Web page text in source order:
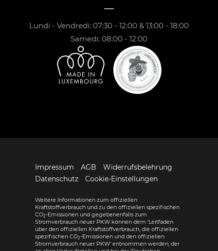
Lundi - Vendredi: 07:30 - 12:00 & 13:00 - 18:00
Samedi: 08:00 - 12:00
Impressum AGB
Widerrufsbelehrung
Datenschutz
Cookie-Einstellungen
Weitere Informationen zum offiziellen
Kraftstoffverbrauch und zu den offiziellen spezifischen
CO2-Emissionen und gegebenenfalls zum
Stromverbrauch neuer PKW können dem 'Leitfaden
über den offiziellen Kraftstoffverbrauch, die offiziellen
spezifischen CO2-Emissionen und den offiziellen
Stromverbrauch neuer PKW' entnommen werden, der